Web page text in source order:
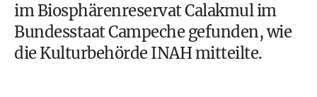
im Biosphärenreservat Calakmul im
Bundesstaat Campeche gefunden, wie
die Kulturbehörde INAH mitteilte.